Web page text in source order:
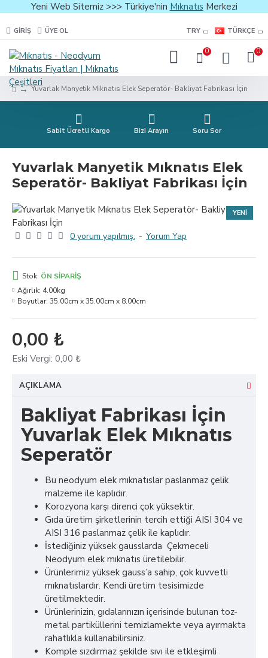
Yeni Web Sitemiz >>> Türkiye'nin Mıknatıs Merkezi
GIRIŞ ÜYE OL TRY TÜRKÇE
0 0
Yuvarlak Manyetik Mıknatıs Elek Seperatör- Bakliyat Fabrikası İçin
Sabit Ücretli Kargo Bizi Arayın Soru Sor
Yuvarlak Manyetik Mıknatıs Elek
Seperatör- Bakliyat Fabrikası İçin
YENI
0 yorum yapılmış. - Yorum Yap
0,00 ₺
Eski Vergi: 0,00 ₺
Stok: ÖN SIPARIŞ
Ağırlık: 4.00kg
Boyutlar: 35.00cm x 35.00cm x 8.00cm
AÇIKLAMA
Bakliyat Fabrikası İçin
Yuvarlak Elek Mıknatıs
Seperatör
Bu neodyum elek mıknatıslar paslanmaz çelik
malzeme ile kaplıdır.
Korozyona karşı direnci çok yüksektir.
Gıda üretim şirketlerinin tercih ettiği AISI 304 ve
AISI 316 paslanmaz çelik ile kaplıdır.
İstediğiniz yüksek gausslarda Çekmeceli
Neodyum elek mıknatıs üretilebilir.
Ürünlerimiz yüksek gauss’a sahip, çok kuvvetli
mıknatıslardır. Kendi üretim tesisimizde
üretilmektedir.
Ürünlerinizin, gıdalarınızın içerisinde bulunan toz-
metal partiküllerini temizlamekte veya ayırmakta
rahatlıkla kullanabilirsiniz.
Komple sızdırmaz şekilde sıvı ile etkleşimli